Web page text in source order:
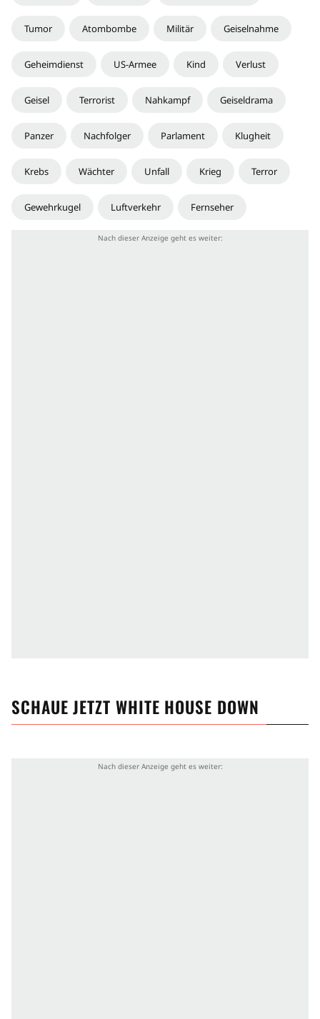
Tumor Atombombe Militär Geiselnahme
Geheimdienst US-Armee Kind Verlust
Geisel Terrorist Nahkampf Geiseldrama
Panzer Nachfolger Parlament Klugheit
Krebs Wächter Unfall Krieg Terror
Gewehrkugel Luftverkehr Fernseher
SCHAUE JETZT WHITE HOUSE DOWN